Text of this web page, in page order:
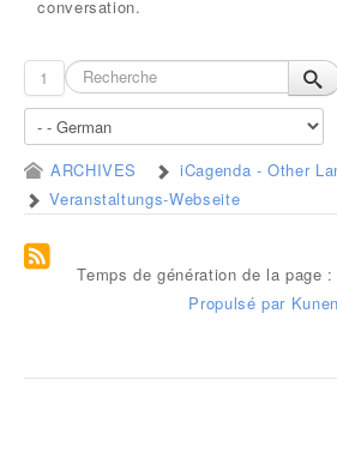
conversation.
1
ARCHIVES iCagenda - Other
Veranstaltungs-Webseite
Temps de génération de la page
Propulsé par